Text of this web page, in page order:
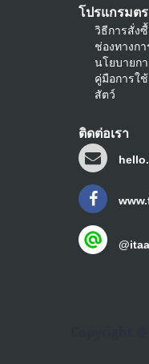
โปรแกรมต
วิธีการสั่ง
ช่องทางก
นโยบายก
คู่มือการใ
สัตว์
ติดต่อเรา